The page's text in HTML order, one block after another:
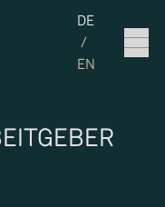
Set the
DE
/
EN